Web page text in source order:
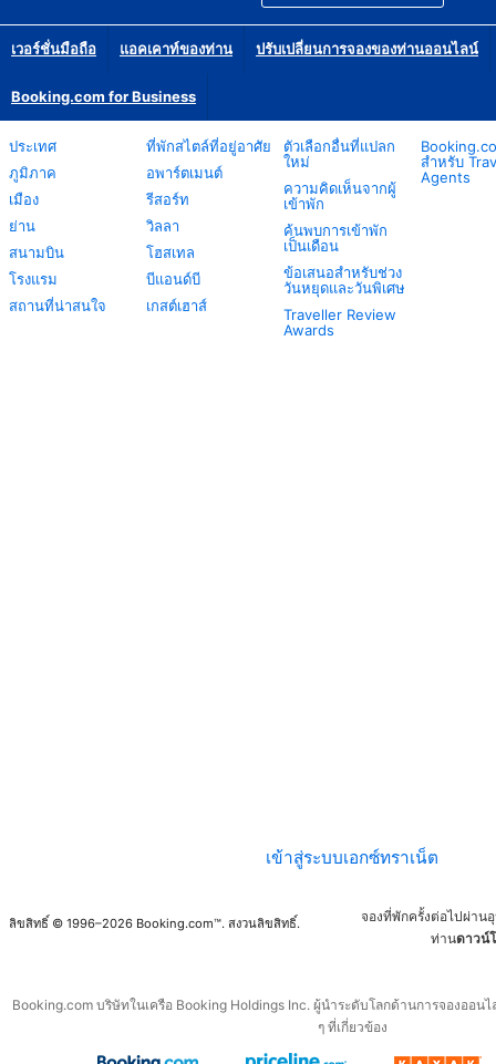
เวอร์ชั่นมือถือ แอคเคาท์ของท่าน ปรับเปลี่ยนการจองของท่านออนไลน์
Booking.com for Business
ประเทศ
ภูมิภาค
เมือง
ย่าน
สนามบิน
โรงแรม
สถานที่น่าสนใจ
ที่พักสไตล์ที่อยู่อาศัย
อพาร์ตเมนต์
รีสอร์ท
วิลลา
โฮสเทล
บีแอนด์บี
เกสต์เฮาส์
ตัวเลือกอื่นที่แปลก
ใหม่
ความคิดเห็นจากผู้
เข้าพัก
ค้นพบการเข้าพัก
เป็นเดือน
ข้อเสนอสำหรับช่วง
วันหยุดและวันพิเศษ
Traveller Review
Awards
สำหรับ
Agents
เข้าสู่ระบบเอกซ์ทราเน็ต
ลิขสิทธิ์ © 1996–2026 Booking.com™. สงวนลิขสิทธิ์.
จองที่พักครั้งต่อไปผ่าน
ท่านดาวน์
Booking.com บริษัทในเครือ Booking Holdings Inc. ผู้นำระดับโลกด้านการจองออน
ๆ ที่เกี่ยวข้อง